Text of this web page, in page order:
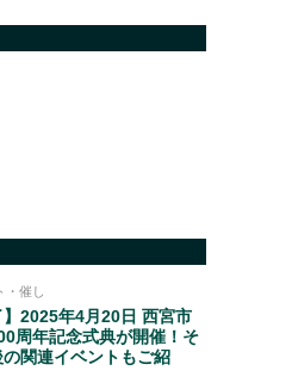
・催し
】2025年4月20日 西宮市
周年記念式典が開催！そ
関連イベントもご紹